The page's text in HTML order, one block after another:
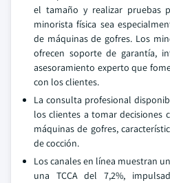
el tamaño y realizar pruebas
minorista física sea
de máquinas de gofres. Los
ofrecen soporte de garantía,
asesoramiento experto que
con los clientes.
La consulta profesional
los clientes a tomar decisiones
máquinas de gofres,
de cocción.
Los canales en línea muestran
una TCCA del 7,2%,